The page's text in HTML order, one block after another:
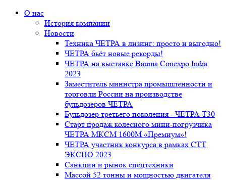
О нас
История компании
Новости
Техника ЧЕТРА в лизинг: просто и выгодно!
ЧЕТРА бьёт новые рекорды!
ЧЕТРА на выставке Bauma Conexpo India
2023
Заместитель министра промышленности и
торговли России на производстве
бульдозеров ЧЕТРА
Бульдозер третьего поколения - ЧЕТРА Т30
Старт продаж колесного мини-погрузчика
ЧЕТРА МКСМ 1600М «Премиум»!
ЧЕТРА участник конкурса в рамках СТТ
ЭКСПО 2023
Санкции и рынок спецтехники
Массой 52 тонны и мощностью двигателя